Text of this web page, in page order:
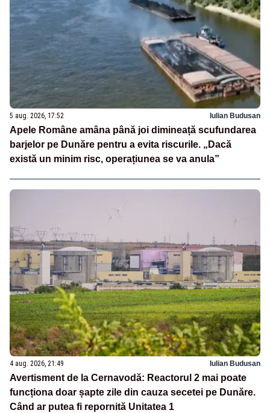
5 aug. 2026, 17:52 Iulian Budusan
Apele Române amâna până joi dimineață scufundarea
barjelor pe Dunăre pentru a evita riscurile. „Dacă
există un minim risc, operațiunea se va anula”
4 aug. 2026, 21:49 Iulian Budusan
Avertisment de la Cernavodă: Reactorul 2 mai poate
funcționa doar șapte zile din cauza secetei pe Dunăre.
Când ar putea fi repornită Unitatea 1